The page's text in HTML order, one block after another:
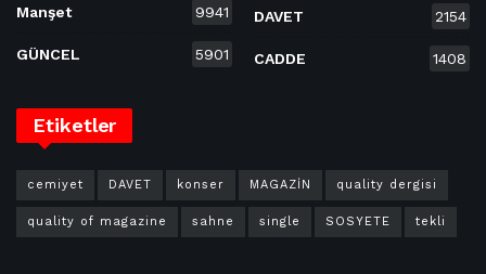
Manşet 9941
GÜNCEL 5901
DAVET 2154
CADDE 1408
Etiketler
cemiyet DAVET konser MAGAZİN quality dergisi
quality of magazine sahne single SOSYETE tekli